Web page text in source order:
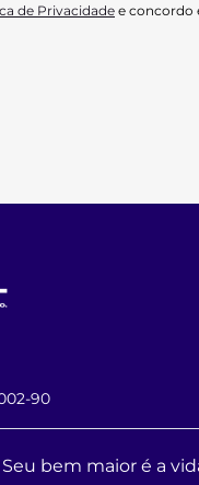
de Privacidade e concordo
90
bem maior é a